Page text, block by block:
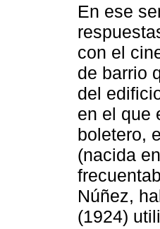
En ese
con el
de barrio
del
en el que
boletero,
(nacida
Núñez,
(1924)